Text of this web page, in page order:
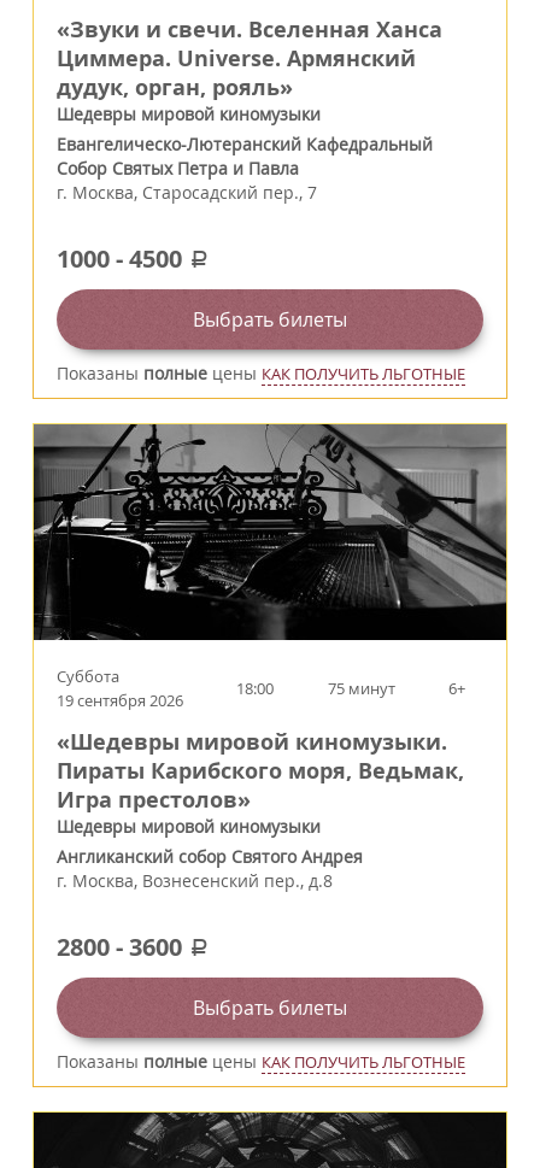
«Звуки и свечи. Вселенная Ханса
Циммера. Universe. Армянский
дудук, орган, рояль»
Шедевры мировой киномузыки
Евангелическо-Лютеранский Кафедральный
Собор Святых Петра и Павла
г. Москва, Старосадский пер., 7
1000-4500 a
Выбрать билеты
Показаны полные цены КАК ПОЛУЧИТЬ ЛЬГОТНЫЕ
Суббота
19 сентября 2026
18:00 75 минут 6+
«Шедевры мировой киномузыки.
Пираты Карибского моря, Ведьмак,
Игра престолов»
Шедевры мировой киномузыки
Англиканский собор Святого Андрея
г. Москва, Вознесенский пер., д.8
2800-3600 a
Выбрать билеты
Показаны полные цены КАК ПОЛУЧИТЬ ЛЬГОТНЫЕ